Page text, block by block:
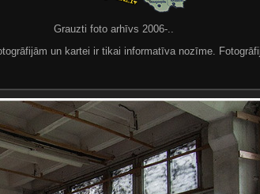
Grauzti foto arhīvs 2006-..
un kartei ir tikai informatīva nozīme.